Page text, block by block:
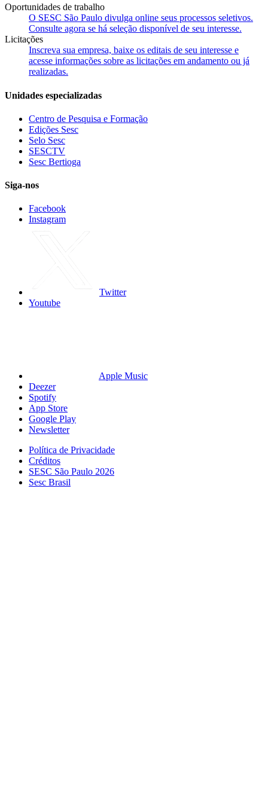
Oportunidades de trabalho
O SESC São Paulo divulga online seus processos seletivos.
Consulte agora se há seleção disponível de seu interesse.
Licitações
Inscreva sua empresa, baixe os editais de seu interesse e
acesse informações sobre as licitações em andamento ou já
realizadas.
Unidades especializadas
Centro de Pesquisa e Formação
Edições Sesc
Selo Sesc
SESCTV
Sesc Bertioga
Siga-nos
Facebook
Instagram
Twitter
Youtube
Apple Music
Deezer
Spotify
App Store
Google Play
Newsletter
Política de Privacidade
Créditos
SESC São Paulo 2026
Sesc Brasil